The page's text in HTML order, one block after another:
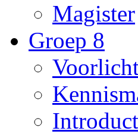
Magister
Groep 8